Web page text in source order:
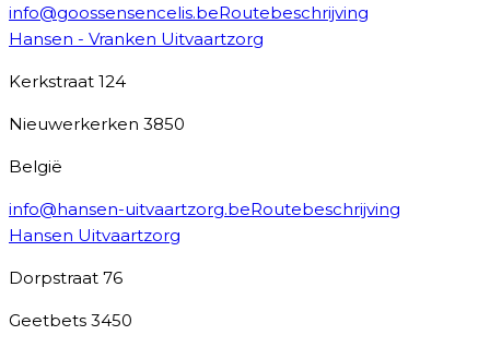
info@goossensencelis.beRoutebeschrijving
Hansen - Vranken Uitvaartzorg
Kerkstraat 124
Nieuwerkerken 3850
België
info@hansen-uitvaartzorg.beRoutebeschrijving
Hansen Uitvaartzorg
Dorpstraat 76
Geetbets 3450